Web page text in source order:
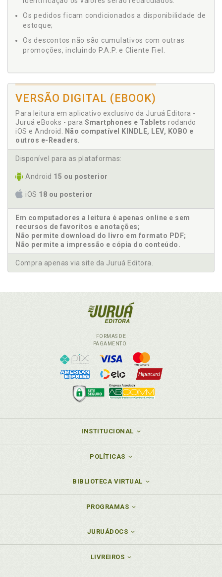
Os pedidos ficam condicionados a disponibilidade de
estoque;
Os descontos não são cumulativos com outras
promoções, incluindo P.A.P. e Cliente Fiel.
VERSÃO DIGITAL (EBOOK)
Para leitura em aplicativo exclusivo da Juruá Editora -
Juruá eBooks - para Smartphones e Tablets rodando
iOS e Android.
Não compatível KINDLE, LEV, KOBO e
outros e-Readers
Disponível para as plataformas:
Android 15 ou posterior
iOS 18 ou posterior
Em computadores a leitura é apenas online e sem
recursos de favoritos e anotações;
Não permite download do livro em formato PDF;
Não permite a impressão e cópia do conteúdo.
Compra apenas via site da Juruá Editora.
FORMAS DE
PAGAMENTO
INSTITUCIONAL
POLÍTICAS
BIBLIOTECA VIRTUAL
PROGRAMAS
JURUÁDOCS
LIVREIROS